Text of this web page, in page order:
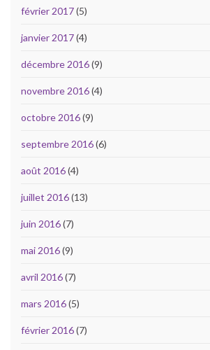
février 2017(5)
janvier 2017(4)
décembre 2016(9)
novembre 2016(4)
octobre 2016(9)
septembre 2016(6)
août 2016(4)
juillet 2016(13)
juin 2016(7)
mai 2016(9)
avril 2016(7)
mars 2016(5)
février 2016(7)